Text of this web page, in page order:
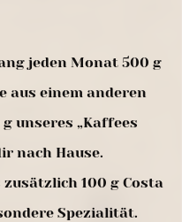
jeden Monat 500 g
aus einem anderen
unseres „Kaffees
nach Hause.
100 g Costa
Spezialität.